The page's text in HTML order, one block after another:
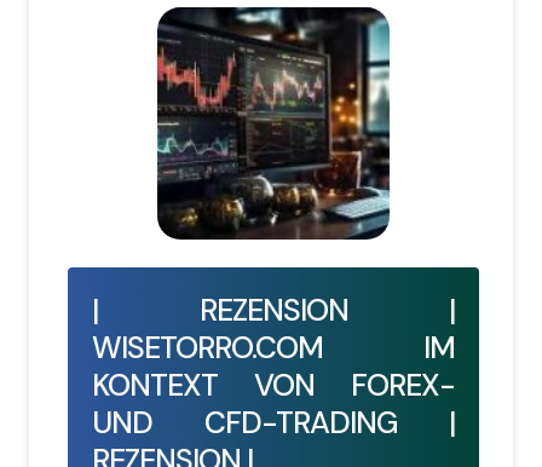
| REZENSION |
WISETORRO.COM IM
KONTEXT VON FOREX-
UND CFD-TRADING |